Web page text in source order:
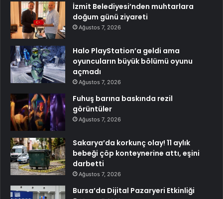
İzmit Belediyesi’nden muhtarlara
doğum günü ziyareti
Ağustos 7, 2026
Halo PlayStation’a geldi ama
oyuncuların büyük bölümü oyunu
açmadı
Ağustos 7, 2026
Fuhuş barına baskında rezil
görüntüler
Ağustos 7, 2026
Sakarya’da korkunç olay! 11 aylık
bebeği çöp konteynerine attı, eşini
darbetti
Ağustos 7, 2026
Bursa’da Dijital Pazaryeri Etkinliği